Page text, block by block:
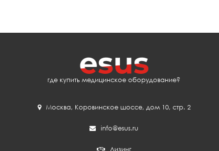
где купить медицинское оборудование?
Москва, Коровинское шоссе, дом 10, стр. 2
info@esus.ru
Лизинг